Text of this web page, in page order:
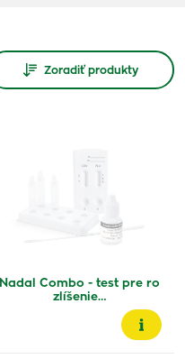
Zoradiť produkty
Nadal Combo - test pre ro
zlíšenie…